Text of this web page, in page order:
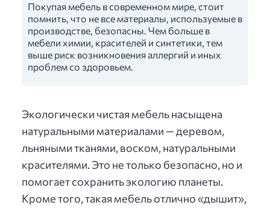
Покупая мебель в современном мире, стоит
помнить, что не все материалы, используемые в
производстве, безопасны. Чем больше в
мебели химии, красителей и синтетики, тем
выше риск возникновения аллергий и иных
проблем со здоровьем.
Экологически чистая мебель насыщена
натуральными материалами — деревом,
льняными тканями, воском, натуральными
красителями. Это не только безопасно, но и
помогает сохранить экологию планеты.
Кроме того, такая мебель отлично «дышит»,